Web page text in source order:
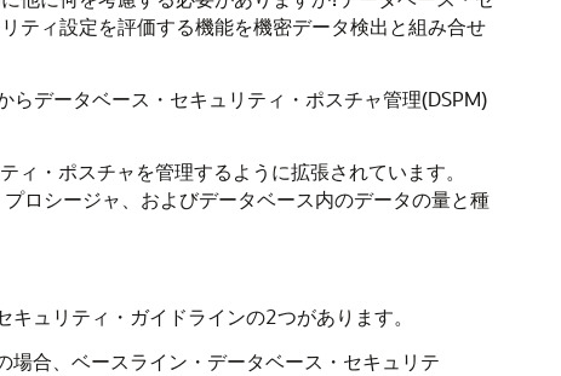
ティ設定を評価する機能を機密データ検出と組み合せ
データベース・セキュリティ・ポスチャ管理(DSPM)
・ポスチャを管理するように拡張されています。
ロシージャ、およびデータベース内のデータの量と種
ュリティ・ガイドラインの2つがあります。
合、ベースライン・データベース・セキュリテ